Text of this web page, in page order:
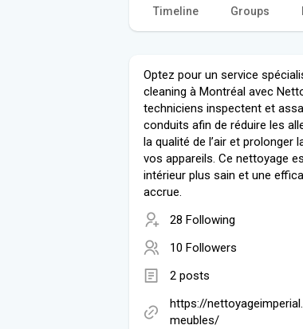
Timeline Groups
Optez pour un service
cleaning à Montréal avec
techniciens inspectent et
conduits afin de réduire les
la qualité de l’air et prolonger
vos appareils. Ce nettoyage
intérieur plus sain et une
accrue.
28 Following
10 Followers
2 posts
https://
meubles/